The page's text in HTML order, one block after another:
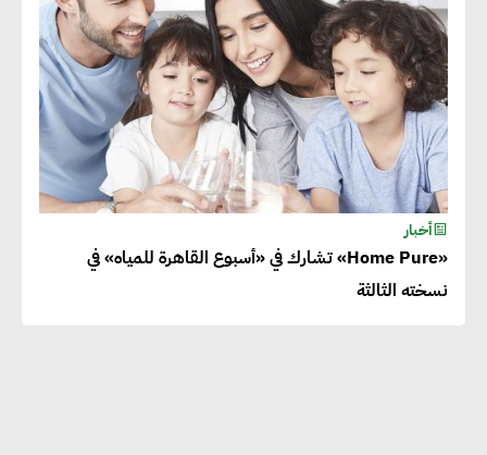
أخبار
«Home Pure» تشارك في «أسبوع القاهرة للمياه» في
نسخته الثالثة